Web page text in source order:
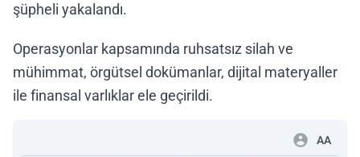
şüpheli yakalandı.
Operasyonlar kapsamında ruhsatsız silah ve
mühimmat, örgütsel dokümanlar, dijital materyaller
ile finansal varlıklar ele geçirildi.
AA